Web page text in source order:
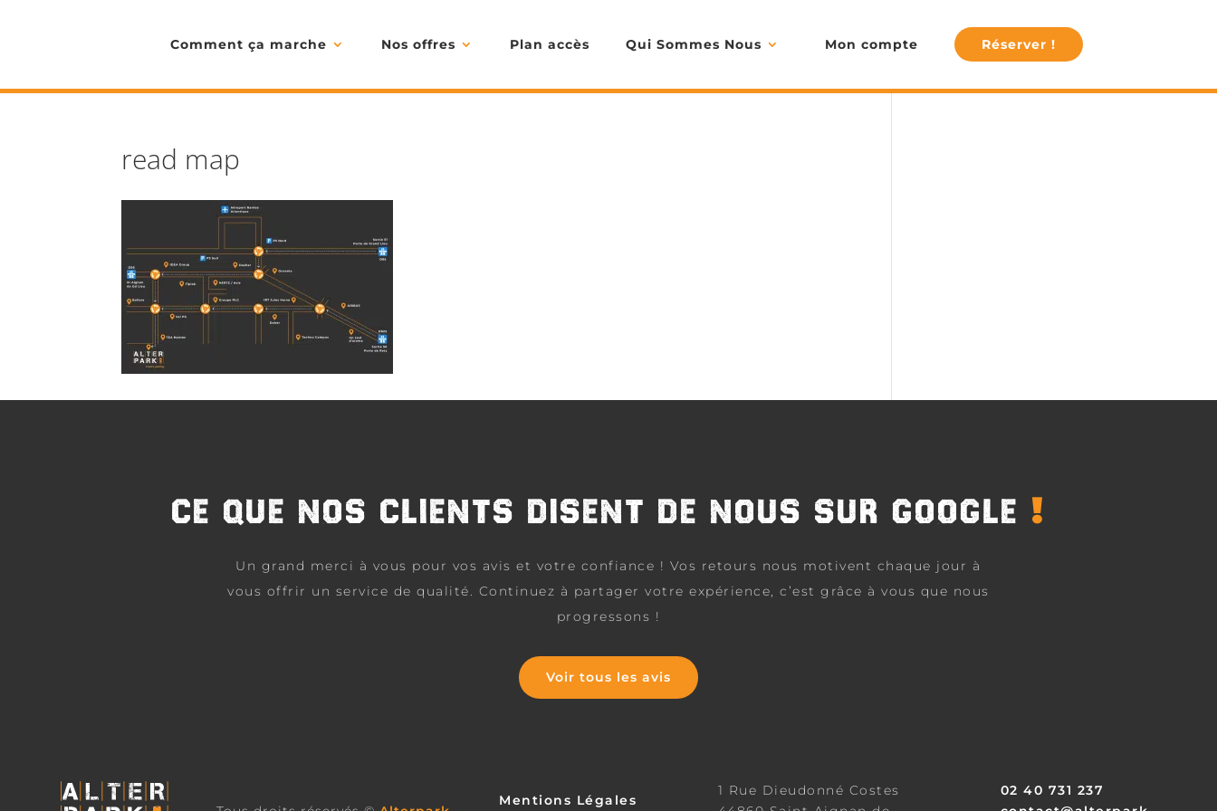
Comment ça marche Nos offres Plan accès Qui Sommes Nous Mon compte Réserver !
read map
CE QUE NOS CLIENTS DISENT DE NOUS SUR GOOGLE !
Un grand merci à vous pour vos avis et votre confiance ! Vos retours nous motivent chaque jour à
vous offrir un service de qualité. Continuez à partager votre expérience, c’est grâce à vous que nous
progressons !
Voir tous les avis
Mentions Légales
1 Rue Dieudonné Costes
02 40 731 237